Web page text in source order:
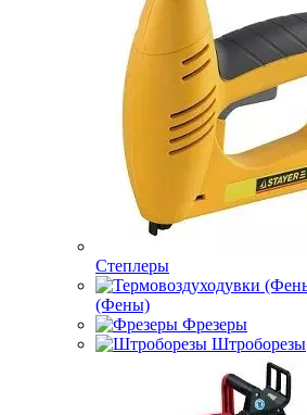
Степлеры
(Фены)
Фрезеры
Штроборезы